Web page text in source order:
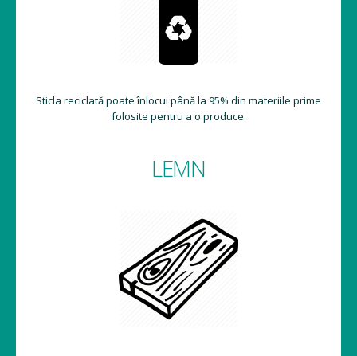
Sticla reciclată poate înlocui până la 95% din materiile prime
folosite pentru a o produce.
LEMN